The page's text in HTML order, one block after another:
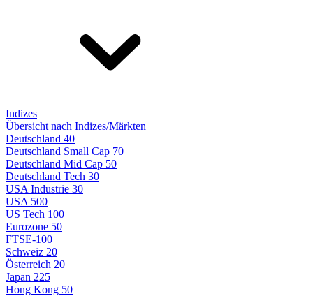
Indizes
Übersicht nach Indizes/Märkten
Deutschland 40
Deutschland Small Cap 70
Deutschland Mid Cap 50
Deutschland Tech 30
USA Industrie 30
USA 500
US Tech 100
Eurozone 50
FTSE-100
Schweiz 20
Österreich 20
Japan 225
Hong Kong 50